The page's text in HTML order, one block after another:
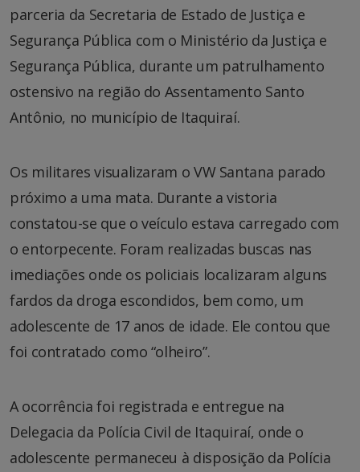
parceria da Secretaria de Estado de Justiça e
Segurança Pública com o Ministério da Justiça e
Segurança Pública, durante um patrulhamento
ostensivo na região do Assentamento Santo
Antônio, no município de Itaquiraí.
Os militares visualizaram o VW Santana parado
próximo a uma mata. Durante a vistoria
constatou-se que o veículo estava carregado com
o entorpecente. Foram realizadas buscas nas
imediações onde os policiais localizaram alguns
fardos da droga escondidos, bem como, um
adolescente de 17 anos de idade. Ele contou que
foi contratado como “olheiro”.
A ocorrência foi registrada e entregue na
Delegacia da Polícia Civil de Itaquiraí, onde o
adolescente permaneceu à disposição da Polícia